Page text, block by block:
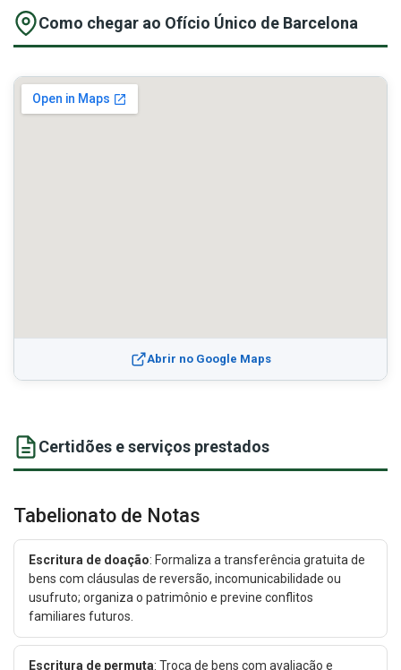
Como chegar ao Ofício Único de Barcelona
Abrir no Google Maps
Certidões e serviços prestados
Tabelionato de Notas
Escritura de doação: Formaliza a transferência gratuita de
bens com cláusulas de reversão, incomunicabilidade ou
usufruto; organiza o patrimônio e previne conflitos
familiares futuros.
Escritura de permuta: Troca de bens com avaliação e